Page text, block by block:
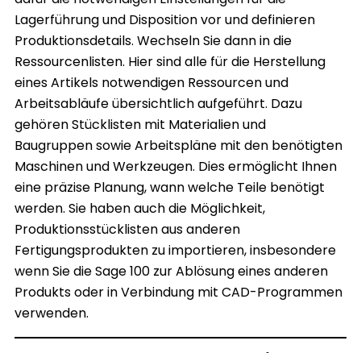
Lagerführung und Disposition vor und definieren
Produktionsdetails. Wechseln Sie dann in die
Ressourcenlisten. Hier sind alle für die Herstellung
eines Artikels notwendigen Ressourcen und
Arbeitsabläufe übersichtlich aufgeführt. Dazu
gehören Stücklisten mit Materialien und
Baugruppen sowie Arbeitspläne mit den benötigten
Maschinen und Werkzeugen. Dies ermöglicht Ihnen
eine präzise Planung, wann welche Teile benötigt
werden. Sie haben auch die Möglichkeit,
Produktionsstücklisten aus anderen
Fertigungsprodukten zu importieren, insbesondere
wenn Sie die Sage 100 zur Ablösung eines anderen
Produkts oder in Verbindung mit CAD-Programmen
verwenden.